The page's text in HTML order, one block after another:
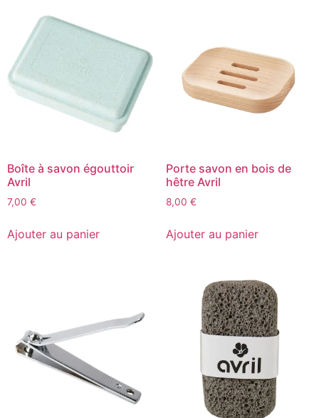
Boîte à savon égouttoir
Avril
7,00 €
Ajouter au panier
Porte savon en bois de
hêtre Avril
8,00 €
Ajouter au panier